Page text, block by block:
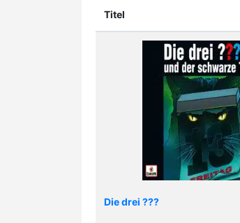
Titel
Die drei ???